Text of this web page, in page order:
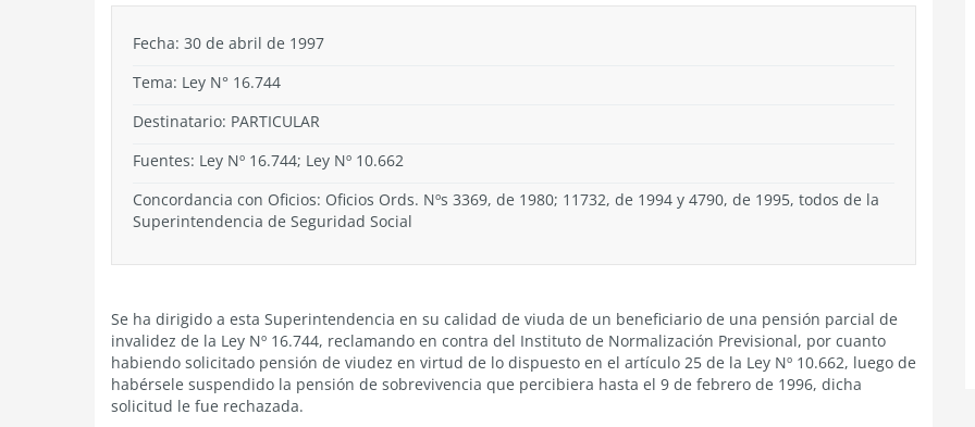
Fecha: 30 de abril de 1997
Tema: Ley N° 16.744
Destinatario: PARTICULAR
Fuentes: Ley Nº 16.744; Ley Nº 10.662
Concordancia con Oficios: Oficios Ords. Nºs 3369, de 1980; 11732, de 1994 y 4790, de 1995, todos de la
Superintendencia de Seguridad Social
Se ha dirigido a esta Superintendencia en su calidad de viuda de un beneficiario de una pensión parcial de
invalidez de la Ley Nº 16.744, reclamando en contra del Instituto de Normalización Previsional, por cuanto
habiendo solicitado pensión de viudez en virtud de lo dispuesto en el artículo 25 de la Ley Nº 10.662, luego de
habérsele suspendido la pensión de sobrevivencia que percibiera hasta el 9 de febrero de 1996, dicha
solicitud le fue rechazada.